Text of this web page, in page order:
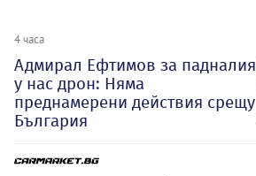
4 часа
Адмирал Ефтимов за падналия
у нас дрон: Няма
преднамерени действия срещу
България